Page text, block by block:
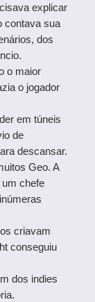
explicar
contava sua
dos
o maior
o jogador
em túneis
de
descansar.
Geo. A
chefe
criavam
conseguiu
dos indies